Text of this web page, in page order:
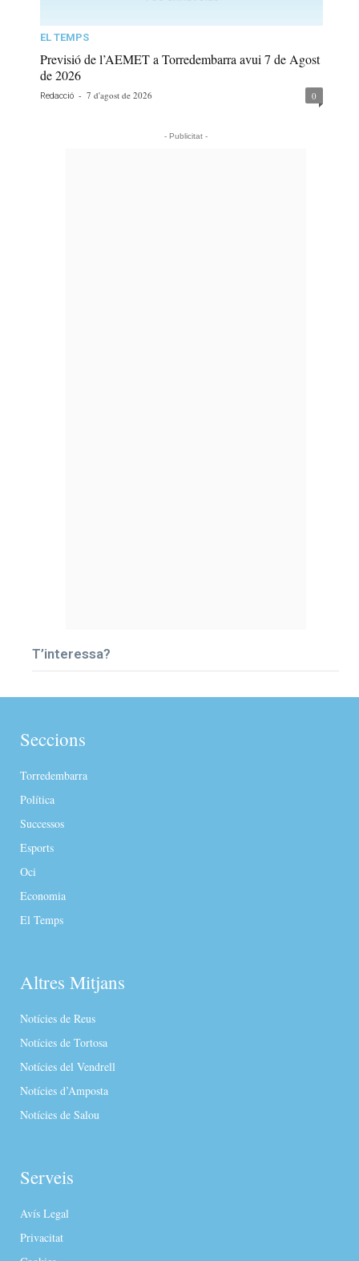
EL TEMPS
Previsió de l’AEMET a Torredembarra avui 7 de Agost
de 2026
Redacció - 7 d'agost de 2026 0
- Publicitat -
T’interessa?
Seccions
Torredembarra
Política
Successos
Esports
Oci
Economia
El Temps
Altres Mitjans
Notícies de Reus
Notícies de Tortosa
Notícies del Vendrell
Notícies d’Amposta
Notícies de Salou
Serveis
Avís Legal
Privacitat